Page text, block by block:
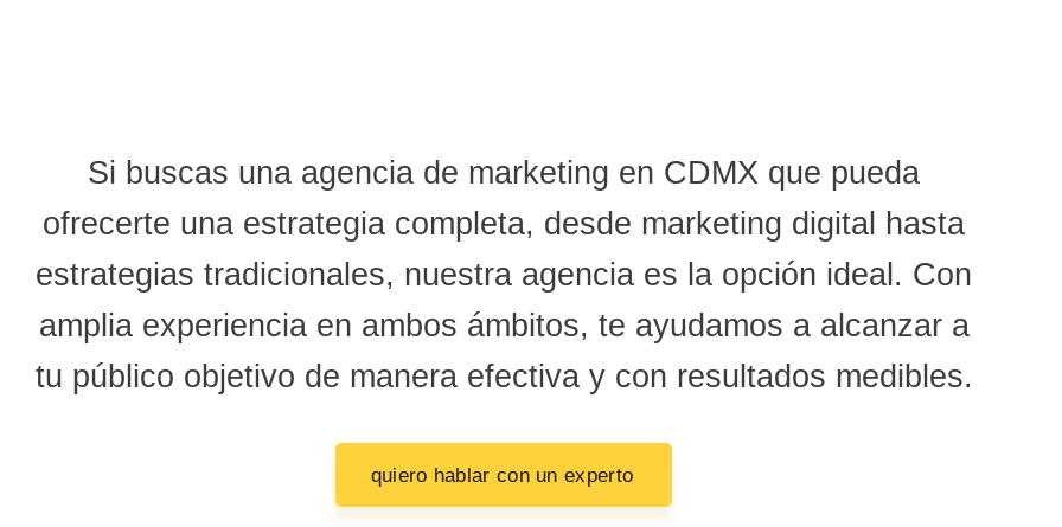
Si buscas una agencia de marketing en CDMX que pueda
ofrecerte una estrategia completa, desde marketing digital hasta
estrategias tradicionales, nuestra agencia es la opción ideal. Con
amplia experiencia en ambos ámbitos, te ayudamos a alcanzar a
tu público objetivo de manera efectiva y con resultados medibles.
quiero hablar con un experto